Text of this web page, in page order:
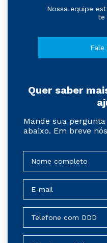
Nossa equipe
te
Fale
Quer saber
Mande sua
abaixo. Em breve